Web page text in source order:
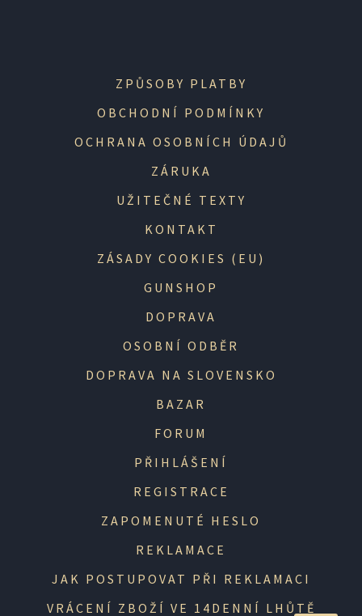
ZPŮSOBY PLATBY
OBCHODNÍ PODMÍNKY
OCHRANA OSOBNÍCH ÚDAJŮ
ZÁRUKA
UŽITEČNÉ TEXTY
KONTAKT
ZÁSADY COOKIES (EU)
GUNSHOP
DOPRAVA
OSOBNÍ ODBĚR
DOPRAVA NA SLOVENSKO
BAZAR
FORUM
PŘIHLÁŠENÍ
REGISTRACE
ZAPOMENUTÉ HESLO
REKLAMACE
JAK POSTUPOVAT PŘI REKLAMACI
VRÁCENÍ ZBOŽÍ VE 14DENNÍ LHŮTĚ